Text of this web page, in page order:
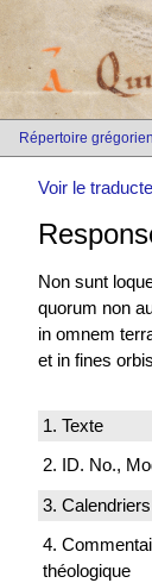
Répertoire grégorien
Voir le
Non sunt
quorum non
in omnem
et in fines
1. Texte
2. ID. No.,
3. Calendriers
4.
théologique